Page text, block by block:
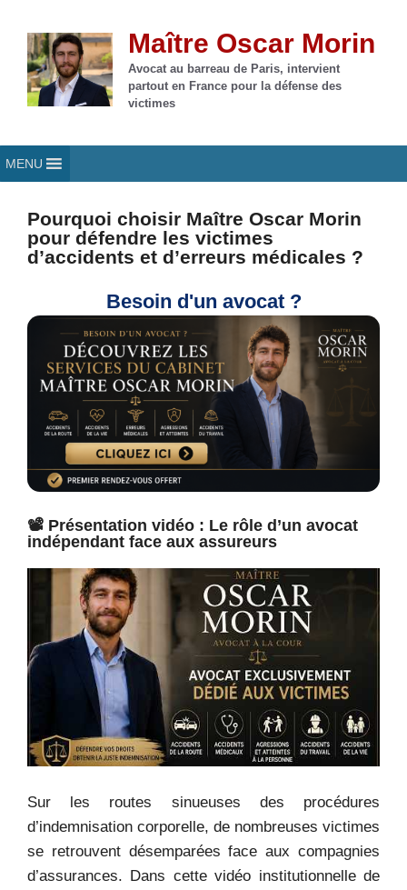
contenu
Maître Oscar Morin
Avocat au barreau de Paris, intervient
partout en France pour la défense des
victimes
MENU
Pourquoi choisir Maître Oscar Morin
pour défendre les victimes
d’accidents et d’erreurs médicales ?
Besoin d'un avocat ?
📽️ Présentation vidéo : Le rôle d’un avocat
indépendant face aux assureurs
Sur les routes sinueuses des procédures
d’indemnisation corporelle, de nombreuses victimes
se retrouvent désemparées face aux compagnies
d’assurances. Dans cette vidéo institutionnelle de